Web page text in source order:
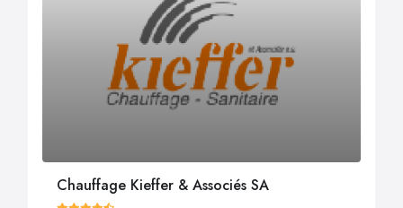
Chauffage Kieffer & Associés SA